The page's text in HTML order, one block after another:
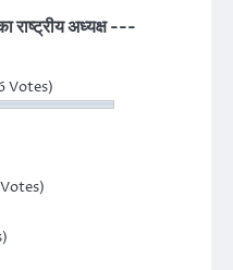
राष्ट्रीय अध्यक्ष ---
Votes)